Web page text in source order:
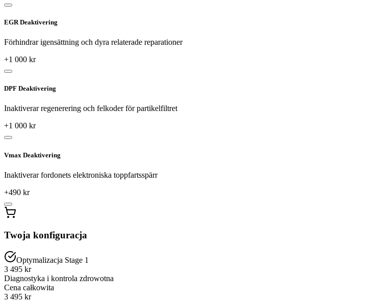
EGR Deaktivering
Förhindrar igensättning och dyra relaterade reparationer
+1 000 kr
DPF Deaktivering
Inaktiverar regenerering och felkoder för partikelfiltret
+1 000 kr
Vmax Deaktivering
Inaktiverar fordonets elektroniska toppfartsspärr
+490 kr
Twoja konfiguracja
Optymalizacja Stage 1
3 495 kr
Diagnostyka i kontrola zdrowotna
Cena całkowita
3 495 kr